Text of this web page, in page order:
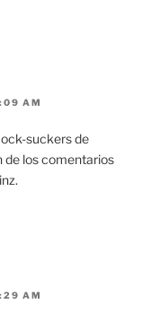
AM
suckers de
de los comentarios
AM